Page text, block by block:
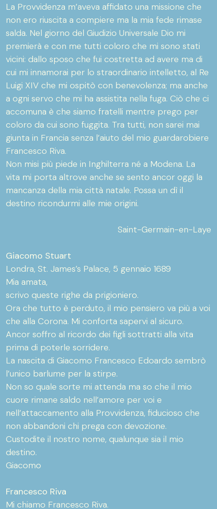
La Provvidenza m’aveva affidato una missione che
non ero riuscita a compiere ma la mia fede rimase
salda. Nel giorno del Giudizio Universale Dio mi
premierà e con me tutti coloro che mi sono stati
vicini: dallo sposo che fui costretta ad avere ma di
cui mi innamorai per lo straordinario intelletto, al Re
Luigi XIV che mi ospitò con benevolenza; ma anche
a ogni servo che mi ha assistita nella fuga. Ciò che ci
accomuna è che siamo fratelli mentre prego per
coloro da cui sono fuggita. Tra tutti, non sarei mai
giunta in Francia senza l’aiuto del mio guardarobiere
Francesco Riva.
Non misi più piede in Inghilterra né a Modena. La
vita mi porta altrove anche se sento ancor oggi la
mancanza della mia città natale. Possa un dì il
destino ricondurmi alle mie origini.
Saint-Germain-en-Laye
Giacomo Stuart
Londra, St. James’s Palace, 5 gennaio 1689
Mia amata,
scrivo queste righe da prigioniero.
Ora che tutto è perduto, il mio pensiero va più a voi
che alla Corona. Mi conforta sapervi al sicuro.
Ancor soffro al ricordo dei figli sottratti alla vita
prima di poterle sorridere.
La nascita di Giacomo Francesco Edoardo sembrò
l’unico barlume per la stirpe.
Non so quale sorte mi attenda ma so che il mio
cuore rimane saldo nell’amore per voi e
nell’attaccamento alla Provvidenza, fiducioso che
non abbandoni chi prega con devozione.
Custodite il nostro nome, qualunque sia il mio
destino.
Giacomo
Francesco Riva
Mi chiamo Francesco Riva.